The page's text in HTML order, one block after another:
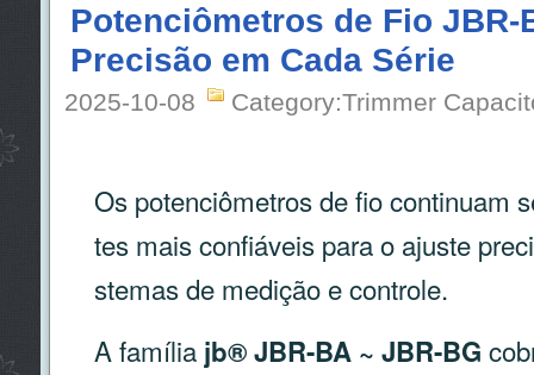
Potenciômetros de Fio JBR-
Precisão em Cada Série
2025-10-08 Category:Trimmer
Os potenciômetros de fio continuam
tes mais confiáveis para o ajuste
stemas de medição e controle.
A família jb® JBR-BA ~ JBR-BG